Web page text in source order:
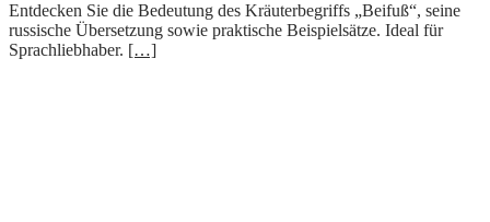
Entdecken Sie die Bedeutung des Kräuterbegriffs „Beifuß“, seine
russische Übersetzung sowie praktische Beispielsätze. Ideal für
Sprachliebhaber. […]